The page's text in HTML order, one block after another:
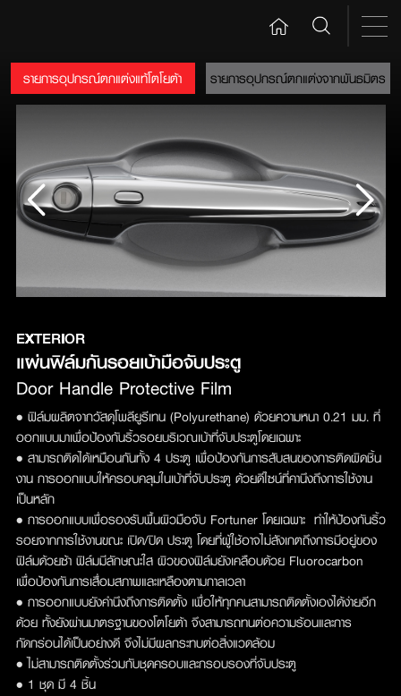
รายการอุปกรณ์ตกแต่งแท้โตโยต้า รายการอุปกรณ์ตกแต่งจากพันธมิตร
EXTERIOR
แผ่นฟิล์มกันรอยเบ้ามือจับประตู
Door Handle Protective Film
• ฟิล์มผลิตจากวัสดุโพลียูรีเทน (Polyurethane) ด้วยความหนา 0.21 มม. ที่
ออกแบบมาเพื่อป้องกันริ้วรอยบริเวณเบ้าที่จับประตูโดยเฉพาะ
• สามารถติดได้เหมือนกันทั้ง 4 ประตู เพื่อป้องกันการสับสนของการติดผิดชิ้น
งาน การออกแบบให้ครอบคลุมในเบ้าที่จับประตู ด้วยดีไซน์ที่คานึงถึงการใช้งาน
เป็นหลัก
• การออกแบบเพื่อรองรับพื้นผิวมือจับ Fortuner โดยเฉพาะ ทำให้ป้องกันริ้ว
รอยจากการใช้งานขณะ เปิด/ปิด ประตู โดยที่ผู้ใช้อาจไม่สังเกตถึงการมีอยู่ของ
ฟิล์มด้วยซ้า ฟิล์มมีลักษณะใส ผิวของฟิล์มยังเคลือบด้วย Fluorocarbon
เพื่อป้องกันการเสื่อมสภาพและเหลืองตามกาลเวลา
• การออกแบบยังคำนึงถึงการติดตั้ง เพื่อให้ทุกคนสามารถติดตั้งเองได้ง่ายอีก
ด้วย ทั้งยังผ่านมาตรฐานของโตโยต้า จึงสามารถทนต่อความร้อนและการ
กัดกร่อนได้เป็นอย่างดี จึงไม่มีผลกระทบต่อสิ่งแวดล้อม
• ไม่สามารถติดตั้งร่วมกับชุดครอบและกรอบรองที่จับประตู
• 1 ชุด มี 4 ชิ้น